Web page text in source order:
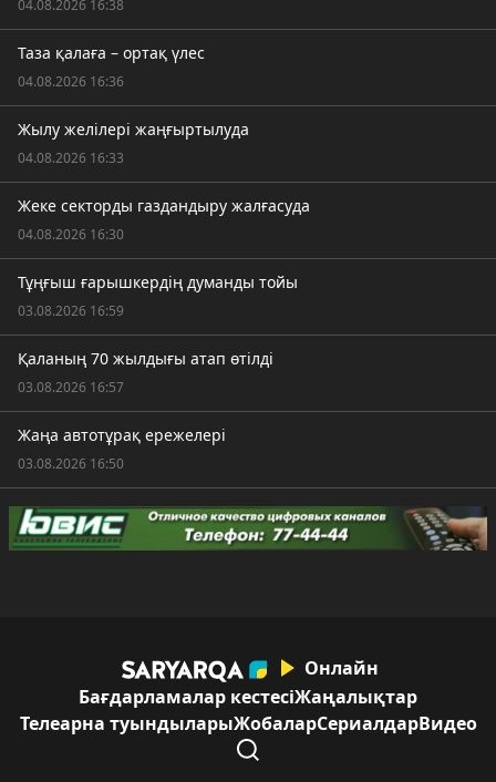
04.08.2026 16:38
Таза қалаға – ортақ үлес
04.08.2026 16:36
Жылу желілері жаңғыртылуда
04.08.2026 16:33
Жеке секторды газдандыру жалғасуда
04.08.2026 16:30
Тұңғыш ғарышкердің думанды тойы
03.08.2026 16:59
Қаланың 70 жылдығы атап өтілді
03.08.2026 16:57
Жаңа автотұрақ ережелері
03.08.2026 16:50
Онлайн
Бағдарламалар кестесіЖаңалықтар
Телеарна туындыларыЖобаларСериалдарВидео